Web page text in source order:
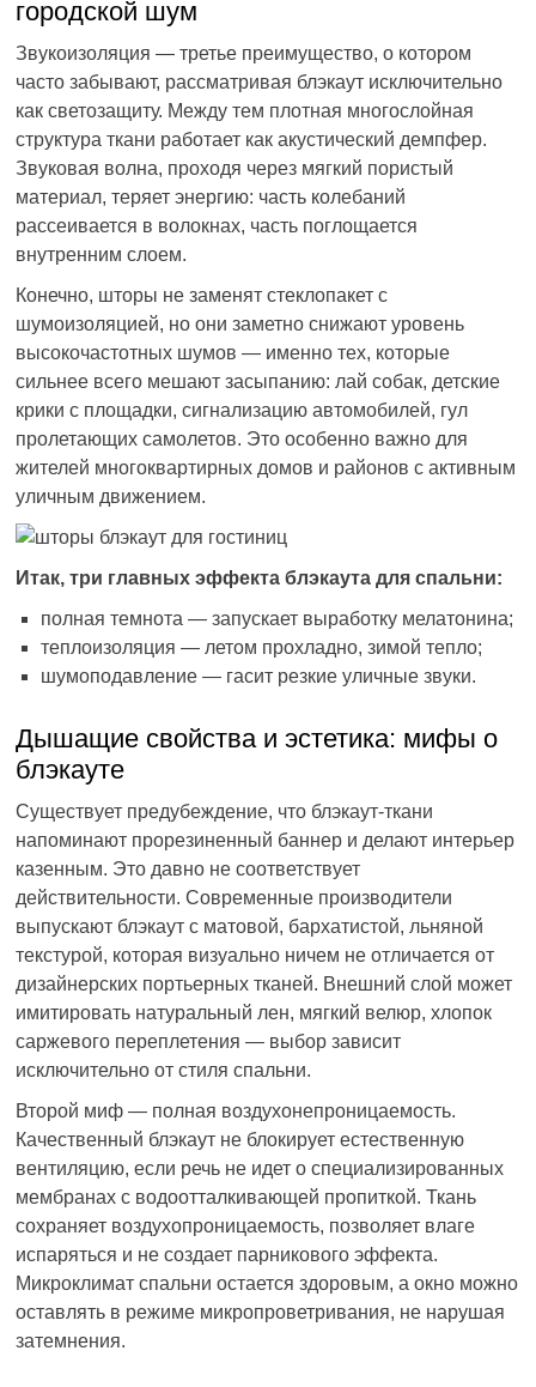
городской шум
Звукоизоляция — третье преимущество, о котором
часто забывают, рассматривая блэкаут исключительно
как светозащиту. Между тем плотная многослойная
структура ткани работает как акустический демпфер.
Звуковая волна, проходя через мягкий пористый
материал, теряет энергию: часть колебаний
рассеивается в волокнах, часть поглощается
внутренним слоем.
Конечно, шторы не заменят стеклопакет с
шумоизоляцией, но они заметно снижают уровень
высокочастотных шумов — именно тех, которые
сильнее всего мешают засыпанию: лай собак, детские
крики с площадки, сигнализацию автомобилей, гул
пролетающих самолетов. Это особенно важно для
жителей многоквартирных домов и районов с активным
уличным движением.
Итак, три главных эффекта блэкаута для спальни:
полная темнота — запускает выработку мелатонина;
теплоизоляция — летом прохладно, зимой тепло;
шумоподавление — гасит резкие уличные звуки.
Дышащие свойства и эстетика: мифы о
блэкауте
Существует предубеждение, что блэкаут-ткани
напоминают прорезиненный баннер и делают интерьер
казенным. Это давно не соответствует
действительности. Современные производители
выпускают блэкаут с матовой, бархатистой, льняной
текстурой, которая визуально ничем не отличается от
дизайнерских портьерных тканей. Внешний слой может
имитировать натуральный лен, мягкий велюр, хлопок
саржевого переплетения — выбор зависит
исключительно от стиля спальни.
Второй миф — полная воздухонепроницаемость.
Качественный блэкаут не блокирует естественную
вентиляцию, если речь не идет о специализированных
мембранах с водоотталкивающей пропиткой. Ткань
сохраняет воздухопроницаемость, позволяет влаге
испаряться и не создает парникового эффекта.
Микроклимат спальни остается здоровым, а окно можно
оставлять в режиме микропроветривания, не нарушая
затемнения.